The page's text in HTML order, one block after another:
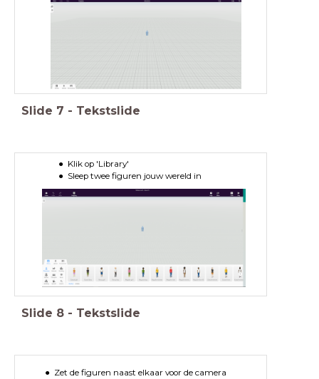
Slide 7 - Tekstslide
Klik op 'Library'
Sleep twee figuren jouw wereld in
Slide 8 - Tekstslide
Zet de figuren naast elkaar voor de camera